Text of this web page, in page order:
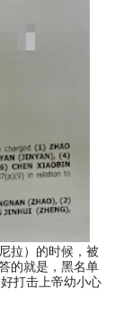
拉）的时候，被
的就是，黑名单
打击上帝幼小心